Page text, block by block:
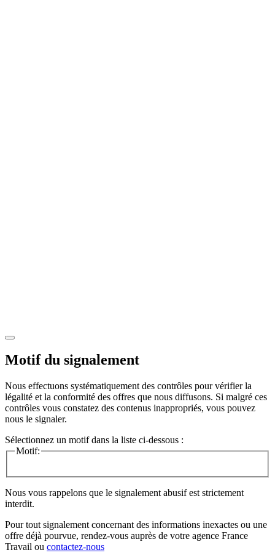
Motif du signalement
Nous effectuons systématiquement des contrôles pour vérifier la
légalité et la conformité des offres que nous diffusons. Si malgré ces
contrôles vous constatez des contenus inappropriés, vous pouvez
nous le signaler.
Sélectionnez un motif dans la liste ci-dessous :
Motif:
Nous vous rappelons que le signalement abusif est strictement
interdit.
Pour tout signalement concernant des informations inexactes ou une
offre déjà pourvue, rendez-vous auprès de votre agence France
Travail ou contactez-nous